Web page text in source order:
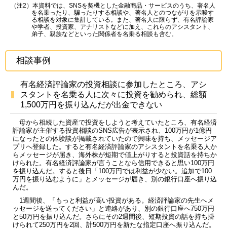
（注2）本資料では、SNSを契機とした金融商品・サービスのうち、著名人
を名乗ったり、騙ったりする相談や、著名人とのつながりを示唆す
る相談を対象に集計している。また、著名人に限らず、有名評論家
や学者、投資家、アナリストなどに加え、これらのアシスタント、
弟子、親族などといった関係者を名乗る相談も含む。
相談事例
有名経済評論家の投資相談に参加したところ、アシ
スタントを名乗る人に次々に投資を勧められ、総額
1,500万円を振り込んだが出金できない
母から相続した資産で投資をしようと考えていたところ、有名経済
評論家が主催する投資相談のSNS広告が表示され、100万円が1億円
になったとの体験談が掲載されていたので興味を持ち、メッセージア
プリへ登録した。すると有名経済評論家のアシスタントを名乗る人か
らメッセージが届き、海外株が短期で値上がりすると投資話を持ちか
けられた。有名経済評論家が言うことなら信用できると思い100万円
を振り込んだ。すると後日「100万円では利益が少ない。追加で100
万円を振り込むように」とメッセージが届き、別の銀行口座へ振り込
んだ。
1週間後、「もっと利益が高い投資がある。経済評論家の先生へメ
ッセージを送ってください」と連絡があり、別の銀行口座へ750万円
と50万円を振り込んだ。さらにその2週間後、短期投資の話を持ち掛
けられて250万円を2回、計500万円を新たな指定口座へ振り込んだ。